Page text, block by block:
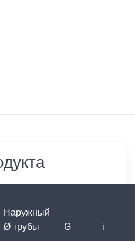
Наружный
Ø трубы
G i